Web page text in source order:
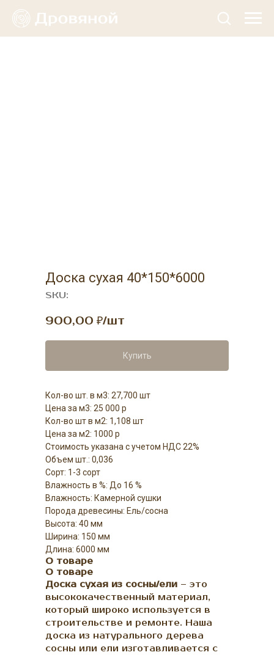
Доска сухая 40*150*6000
SKU:
900,00 ₽/шт
Купить
Кол-во шт. в м3: 27,700 шт
Цена за м3: 25 000 р
Кол-во шт в м2: 1,108 шт
Цена за м2: 1000 р
Стоимость указана с учетом НДС 22%
Объем шт.: 0,036
Сорт: 1-3 сорт
Влажность в %: До 16 %
Влажность: Камерной сушки
Порода древесины: Ель/сосна
Высота: 40 мм
Ширина: 150 мм
Длина: 6000 мм
О товаре
О товаре
Доска сухая из сосны/ели – это
высококачественный материал,
который широко используется в
строительстве и ремонте. Наша
доска из натурального дерева
сосны или ели изготавливается с